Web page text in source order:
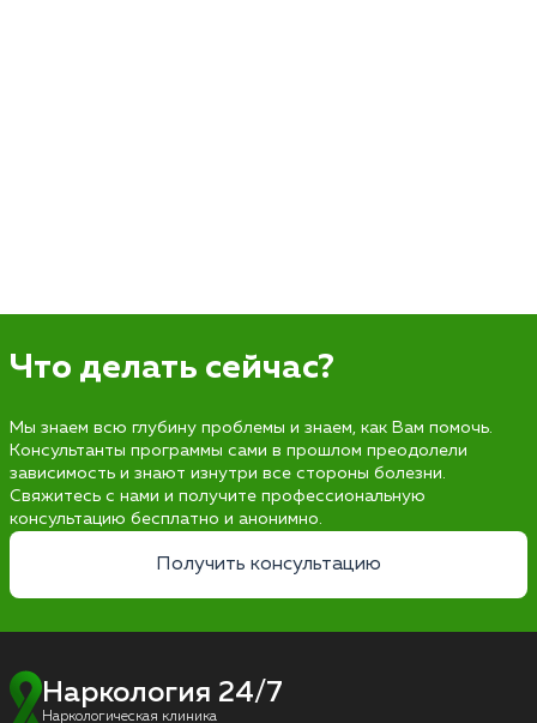
Что делать сейчас?
Мы знаем всю глубину проблемы и знаем, как Вам помочь.
Консультанты программы сами в прошлом преодолели
зависимость и знают изнутри все стороны болезни.
Свяжитесь с нами и получите профессиональную
консультацию бесплатно и анонимно.
Получить консультацию
Наркология 24/7
Наркологическая клиника